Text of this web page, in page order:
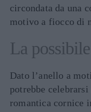
circondata da una
motivo a fiocco di
La
Dato l’anello a
potrebbe
romantica cornice